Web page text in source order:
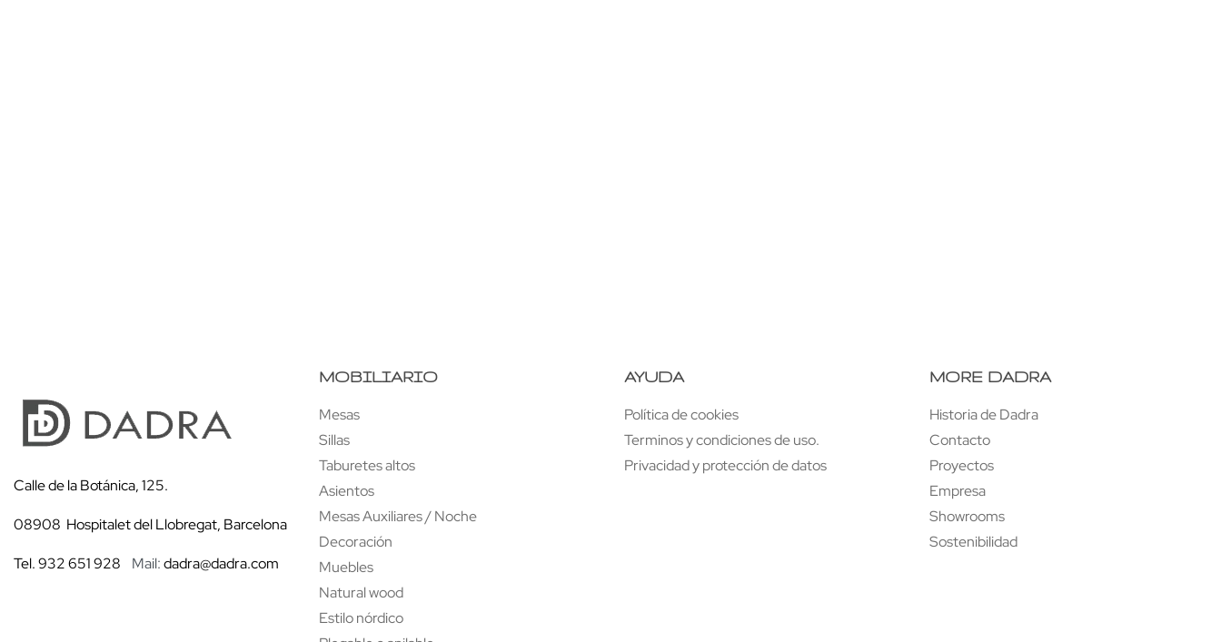
Calle de la Botánica, 125.
08908 Hospitalet del Llobregat, Barcelona
Tel. 932 651 928 Mail:dadra@dadra.com
MOBILIARIO
Mesas
Sillas
Taburetes altos
Asientos
Mesas Auxiliares / Noche
Decoración
Muebles
Natural wood
Estilo nórdico
AYUDA
Política de cookies
Terminos y condiciones de uso.
Privacidad y protección de datos
MORE DADRA
Historia de Dadra
Contacto
Proyectos
Empresa
Showrooms
Sostenibilidad